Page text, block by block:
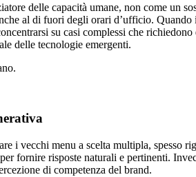
delle capacità umane, non come un
al di fuori degli orari d’ufficio.
su casi complessi che
delle tecnologie emergenti.
i vecchi menu a scelta multipla,
fornire risposte naturali e pertinenti.
di competenza del brand.